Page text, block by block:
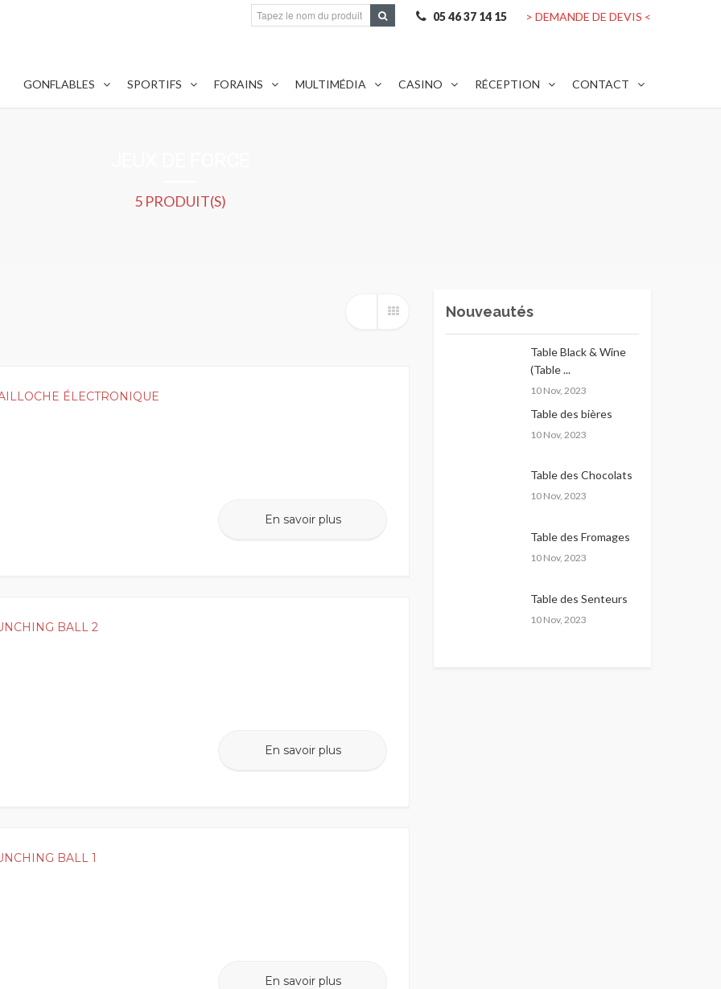
05 46 37 14 15 > DEMANDE DE DEVIS <
GONFLABLES SPORTIFS FORAINS MULTIMÉDIA CASINO RÉCEPTION CONTACT
5 PRODUIT(S)
ÉLECTRONIQUE
En savoir plus
BALL 2
En savoir plus
BALL 1
En savoir plus
Nouveautés
Table Black & Wine
(Table ...
10 Nov, 2023
Table des bières
10 Nov, 2023
Table des Chocolats
10 Nov, 2023
Table des Fromages
10 Nov, 2023
Table des Senteurs
10 Nov, 2023